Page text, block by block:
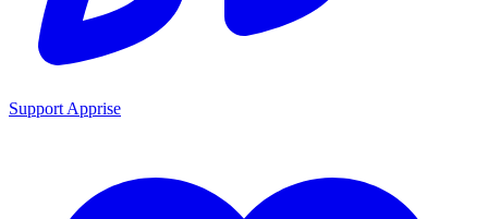
Support Apprise